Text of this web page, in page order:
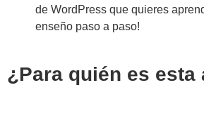
de WordPress que quieres
enseño paso a paso!
¿Para quién es esta